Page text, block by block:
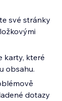
své stránky
karty, které
obsahu.
dotazy